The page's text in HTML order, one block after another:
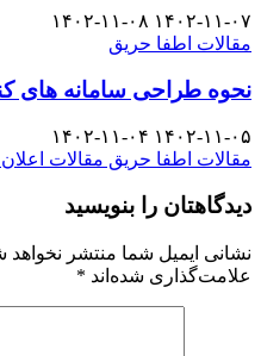
۱۴۰۲-۱۱-۰۷ ۱۴۰۲-۱۱-۰۸
مقالات اطفا حریق
نحوه طراحی سامانه های
۱۴۰۲-۱۱-۰۵ ۱۴۰۲-۱۱-۰۴
مقالات اطفا حریق مقالات
دیدگاهتان را بنویسید
نشانی ایمیل شما منتشر نخواهد
علامت‌گذاری شده‌اند *